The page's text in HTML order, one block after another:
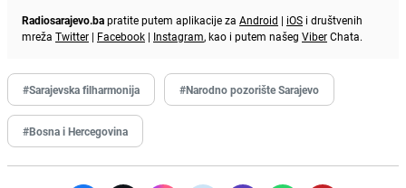
Radiosarajevo.bapratite putem aplikacije za Android | iOS i društvenih
mreža Twitter | Facebook | Instagram, kao i putem našeg ViberChata.
#Sarajevska filharmonija #Narodno pozorište Sarajevo
#Bosna i Hercegovina